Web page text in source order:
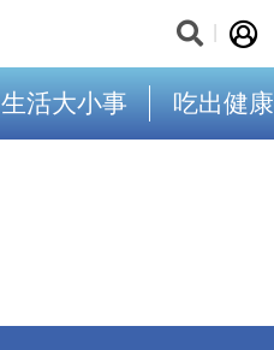
生活大小事 吃出健康